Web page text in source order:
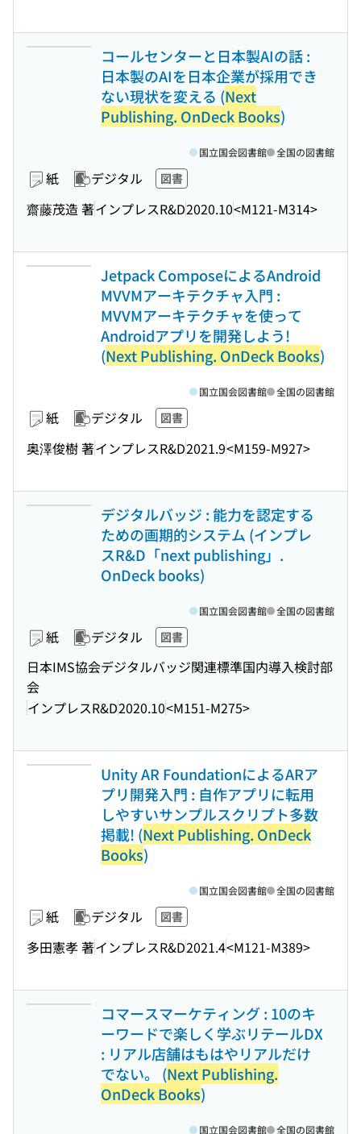
コールセンターと日本製AIの話 :
日本製のAIを日本企業が採用でき
ない現状を変える (Next
Publishing. OnDeck Books)
紙 デジタル 図書
齋藤茂造 著インプレスR&D2020.10<M121-M314>
国立国会図書館 全国の図書館
Jetpack ComposeによるAndroid
MVVMアーキテクチャ入門 :
MVVMアーキテクチャを使って
Androidアプリを開発しよう!
(Next Publishing. OnDeck Books)
紙 デジタル 図書
奥澤俊樹 著インプレスR&D2021.9<M159-M927>
国立国会図書館 全国の図書館
デジタルバッジ : 能力を認定する
ための画期的システム (インプレ
スR&D「next publishing」.
OnDeck books)
紙 デジタル 図書
日本IMS協会デジタルバッジ関連標準国内導入検討部
会
インプレスR&D2020.10<M151-M275>
国立国会図書館 全国の図書館
Unity AR FoundationによるARア
プリ開発入門 : 自作アプリに転用
しやすいサンプルスクリプト多数
掲載! (Next Publishing. OnDeck
Books)
紙 デジタル 図書
多田憲孝 著インプレスR&D2021.4<M121-M389>
国立国会図書館 全国の図書館
コマースマーケティング : 10のキ
ーワードで楽しく学ぶリテールDX
: リアル店舗はもはやリアルだけ
でない。 (Next Publishing.
OnDeck Books)
国立国会図書館 全国の図書館